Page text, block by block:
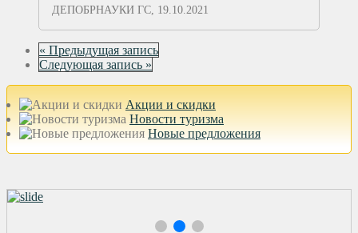
ДЕПОБРНАУКИ ГС 19.10.2021
« Предыдущая запись
Следующая запись »
Акции и скидки
Новости туризма
Новые предложения